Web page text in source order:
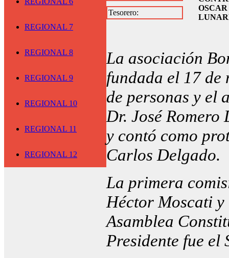
REGIONAL 7
REGIONAL 8
REGIONAL 9
REGIONAL 10
REGIONAL 11
REGIONAL 12
Tesorero:
La asociación
fundada el 17
de personas y el
Dr. José
y contó como
Carlos Delgado.
La primera
Héctor Moscati y
Asamblea
Presidente fue el